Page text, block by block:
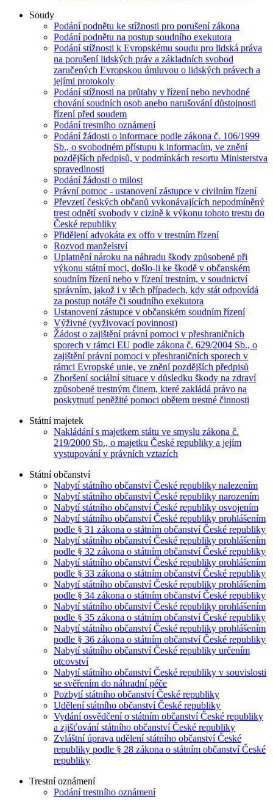
Soudy
Podání podnětu ke stížnosti pro porušení zákona
Podání podnětu na postup soudního exekutora
Podání stížnosti k Evropskému soudu pro lidská práva
na porušení lidských práv a základních svobod
zaručených Evropskou úmluvou o lidských právech a
jejími protokoly
Podání stížnosti na průtahy v řízení nebo nevhodné
chování soudních osob anebo narušování důstojnosti
řízení před soudem
Podání trestního oznámení
Podání žádosti o informace podle zákona č. 106/1999
Sb., o svobodném přístupu k informacím, ve znění
pozdějších předpisů, v podmínkách resortu Ministerstva
spravedlnosti
Podání žádosti o milost
Právní pomoc - ustanovení zástupce v civilním řízení
Převzetí českých občanů vykonávajících nepodmíněný
trest odnětí svobody v cizině k výkonu tohoto trestu do
České republiky
Přidělení advokáta ex offo v trestním řízení
Rozvod manželství
Uplatnění nároku na náhradu škody způsobené při
výkonu státní moci, došlo-li ke škodě v občanském
soudním řízení nebo v řízení trestním, v soudnictví
správním, jakož i v těch případech, kdy stát odpovídá
za postup notáře či soudního exekutora
Ustanovení zástupce v občanském soudním řízení
Výživné (vyživovací povinnost)
Žádost o zajištění právní pomoci v přeshraničních
sporech v rámci EU podle zákona č. 629/2004 Sb., o
zajištění právní pomoci v přeshraničních sporech v
rámci Evropské unie, ve znění pozdějších předpisů
Zhoršení sociální situace v důsledku škody na zdraví
způsobené trestným činem, které zakládá právo na
poskytnutí peněžité pomoci obětem trestné činnosti
Státní majetek
Nakládání s majetkem státu ve smyslu zákona č.
219/2000 Sb., o majetku České republiky a jejím
vystupování v právních vztazích
Státní občanství
Nabytí státního občanství České republiky nalezením
Nabytí státního občanství České republiky narozením
Nabytí státního občanství České republiky osvojením
Nabytí státního občanství České republiky prohlášením
podle § 31 zákona o státním občanství České republiky
Nabytí státního občanství České republiky prohlášením
podle § 32 zákona o státním občanství České republiky
Nabytí státního občanství České republiky prohlášením
podle § 33 zákona o státním občanství České republiky
Nabytí státního občanství České republiky prohlášením
podle § 34 zákona o státním občanství České republiky
Nabytí státního občanství České republiky prohlášením
podle § 35 zákona o státním občanství České republiky
Nabytí státního občanství České republiky prohlášením
podle § 36 zákona o státním občanství České republiky
Nabytí státního občanství České republiky určením
otcovství
Nabytí státního občanství České republiky v souvislosti
se svěřením do náhradní péče
Pozbytí státního občanství České republiky
Udělení státního občanství České republiky
Vydání osvědčení o státním občanství České republiky
a zjišťování státního občanství České republiky
Zvláštní úprava udělení státního občanství České
republiky podle § 28 zákona o státním občanství České
republiky
Trestní oznámení
Podání trestního oznámení